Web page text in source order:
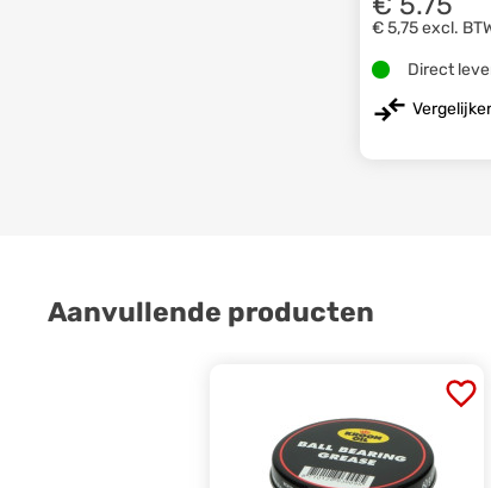
€ 5,75 excl.
Direct
Aanvullende producten